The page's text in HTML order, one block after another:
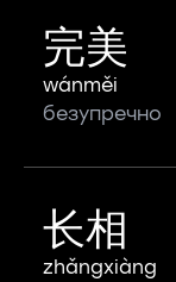
完美
wánměi
безупречно
长相
zhǎngxiàng